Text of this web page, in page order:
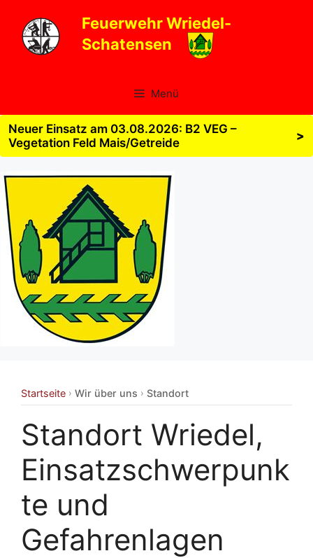
Inhalt
springen
Feuerwehr Wriedel-
Schatensen
Menü
Neuer Einsatz am 03.08.2026: B2 VEG –
Vegetation Feld Mais/Getreide
>
Startseite › Wir über uns › Standort
Standort Wriedel,
Einsatzschwerpunk
te und
Gefahrenlagen